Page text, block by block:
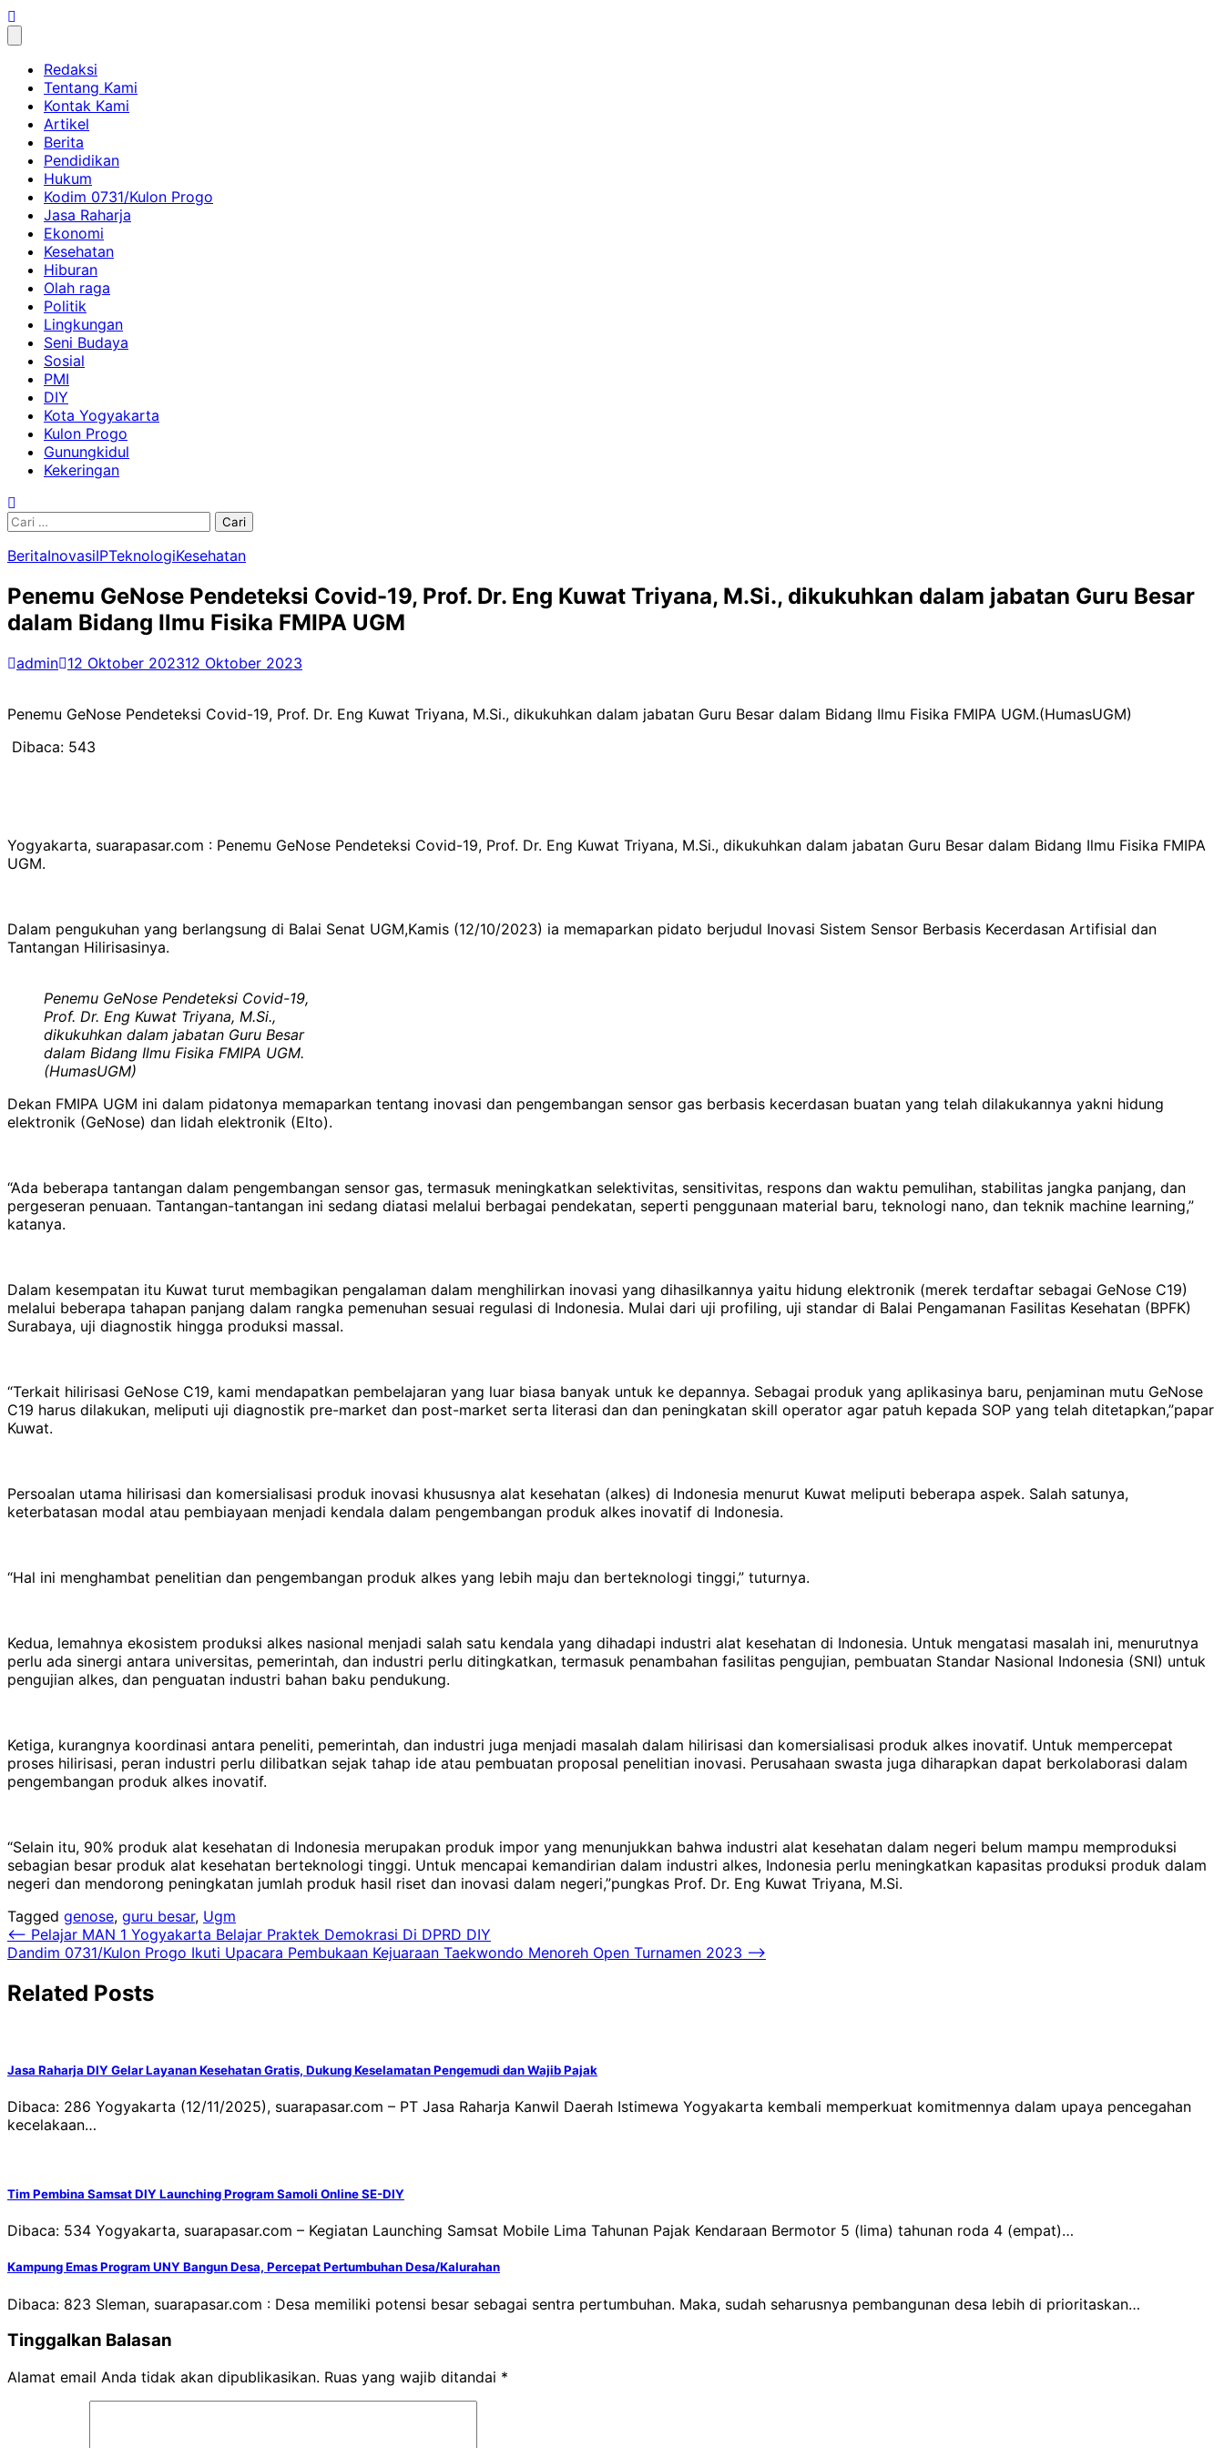
Skip
to
Redaksi
Tentang Kami
Kontak Kami
Artikel
Berita
Pendidikan
Hukum
Kodim 0731/Kulon Progo
Jasa Raharja
Ekonomi
Kesehatan
Hiburan
Olah raga
Politik
Lingkungan
Seni Budaya
Sosial
PMI
DIY
Kota Yogyakarta
Kulon Progo
Gunungkidul
Kekeringan
Cari
BeritaInovasiIPTeknologiKesehatan
Penemu GeNose Pendeteksi Covid-19, Prof. Dr. Eng Kuwat Triyana, M.Si., dikukuhkan dalam jabatan Guru Besar
dalam Bidang Ilmu Fisika FMIPA UGM
admin 12 Oktober 202312 Oktober 2023
Penemu GeNose Pendeteksi Covid-19, Prof. Dr. Eng Kuwat Triyana, M.Si., dikukuhkan dalam jabatan Guru Besar dalam Bidang Ilmu Fisika FMIPA UGM.(HumasUGM)
Dibaca: 543
Yogyakarta, suarapasar.com : Penemu GeNose Pendeteksi Covid-19, Prof. Dr. Eng Kuwat Triyana, M.Si., dikukuhkan dalam jabatan Guru Besar dalam Bidang Ilmu Fisika FMIPA
UGM.
Dalam pengukuhan yang berlangsung di Balai Senat UGM,Kamis (12/10/2023) ia memaparkan pidato berjudul Inovasi Sistem Sensor Berbasis Kecerdasan Artifisial dan
Tantangan Hilirisasinya.
Penemu GeNose Pendeteksi Covid-19,
Prof. Dr. Eng Kuwat Triyana, M.Si.,
dikukuhkan dalam jabatan Guru Besar
dalam Bidang Ilmu Fisika FMIPA UGM.
(HumasUGM)
Dekan FMIPA UGM ini dalam pidatonya memaparkan tentang inovasi dan pengembangan sensor gas berbasis kecerdasan buatan yang telah dilakukannya yakni hidung
elektronik (GeNose) dan lidah elektronik (Elto).
“Ada beberapa tantangan dalam pengembangan sensor gas, termasuk meningkatkan selektivitas, sensitivitas, respons dan waktu pemulihan, stabilitas jangka panjang, dan
pergeseran penuaan. Tantangan-tantangan ini sedang diatasi melalui berbagai pendekatan, seperti penggunaan material baru, teknologi nano, dan teknik machine learning,”
katanya.
Dalam kesempatan itu Kuwat turut membagikan pengalaman dalam menghilirkan inovasi yang dihasilkannya yaitu hidung elektronik (merek terdaftar sebagai GeNose C19)
melalui beberapa tahapan panjang dalam rangka pemenuhan sesuai regulasi di Indonesia. Mulai dari uji profiling, uji standar di Balai Pengamanan Fasilitas Kesehatan (BPFK)
Surabaya, uji diagnostik hingga produksi massal.
“Terkait hilirisasi GeNose C19, kami mendapatkan pembelajaran yang luar biasa banyak untuk ke depannya. Sebagai produk yang aplikasinya baru, penjaminan mutu GeNose
C19 harus dilakukan, meliputi uji diagnostik pre-market dan post-market serta literasi dan dan peningkatan skill operator agar patuh kepada SOP yang telah ditetapkan,”papar
Kuwat.
Persoalan utama hilirisasi dan komersialisasi produk inovasi khususnya alat kesehatan (alkes) di Indonesia menurut Kuwat meliputi beberapa aspek. Salah satunya,
keterbatasan modal atau pembiayaan menjadi kendala dalam pengembangan produk alkes inovatif di Indonesia.
“Hal ini menghambat penelitian dan pengembangan produk alkes yang lebih maju dan berteknologi tinggi,” tuturnya.
Kedua, lemahnya ekosistem produksi alkes nasional menjadi salah satu kendala yang dihadapi industri alat kesehatan di Indonesia. Untuk mengatasi masalah ini, menurutnya
perlu ada sinergi antara universitas, pemerintah, dan industri perlu ditingkatkan, termasuk penambahan fasilitas pengujian, pembuatan Standar Nasional Indonesia (SNI) untuk
pengujian alkes, dan penguatan industri bahan baku pendukung.
Ketiga, kurangnya koordinasi antara peneliti, pemerintah, dan industri juga menjadi masalah dalam hilirisasi dan komersialisasi produk alkes inovatif. Untuk mempercepat
proses hilirisasi, peran industri perlu dilibatkan sejak tahap ide atau pembuatan proposal penelitian inovasi. Perusahaan swasta juga diharapkan dapat berkolaborasi dalam
pengembangan produk alkes inovatif.
“Selain itu, 90% produk alat kesehatan di Indonesia merupakan produk impor yang menunjukkan bahwa industri alat kesehatan dalam negeri belum mampu memproduksi
sebagian besar produk alat kesehatan berteknologi tinggi. Untuk mencapai kemandirian dalam industri alkes, Indonesia perlu meningkatkan kapasitas produksi produk dalam
negeri dan mendorong peningkatan jumlah produk hasil riset dan inovasi dalam negeri,”pungkas Prof. Dr. Eng Kuwat Triyana, M.Si.
Tagged genose, guru besar, Ugm
Navigasi
pos
⟵ Pelajar MAN 1 Yogyakarta Belajar Praktek Demokrasi Di DPRD DIY
Dandim 0731/Kulon Progo Ikuti Upacara Pembukaan Kejuaraan Taekwondo Menoreh Open Turnamen 2023 ⟶
Related Posts
Jasa Raharja DIY Gelar Layanan Kesehatan Gratis, Dukung Keselamatan Pengemudi dan Wajib Pajak
Dibaca: 286 Yogyakarta (12/11/2025), suarapasar.com – PT Jasa Raharja Kanwil Daerah Istimewa Yogyakarta kembali memperkuat komitmennya dalam upaya pencegahan
kecelakaan…
Tim Pembina Samsat DIY Launching Program Samoli Online SE-DIY
Dibaca: 534 Yogyakarta, suarapasar.com – Kegiatan Launching Samsat Mobile Lima Tahunan Pajak Kendaraan Bermotor 5 (lima) tahunan roda 4 (empat)…
Kampung Emas Program UNY Bangun Desa, Percepat Pertumbuhan Desa/Kalurahan
Dibaca: 823 Sleman, suarapasar.com : Desa memiliki potensi besar sebagai sentra pertumbuhan. Maka, sudah seharusnya pembangunan desa lebih di prioritaskan…
Tinggalkan Balasan
Alamat email Anda tidak akan dipublikasikan. Ruas yang wajib ditandai *